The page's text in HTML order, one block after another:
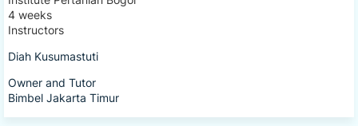
4 weeks
Instructors
Diah Kusumastuti
Owner and Tutor
Bimbel Jakarta Timur